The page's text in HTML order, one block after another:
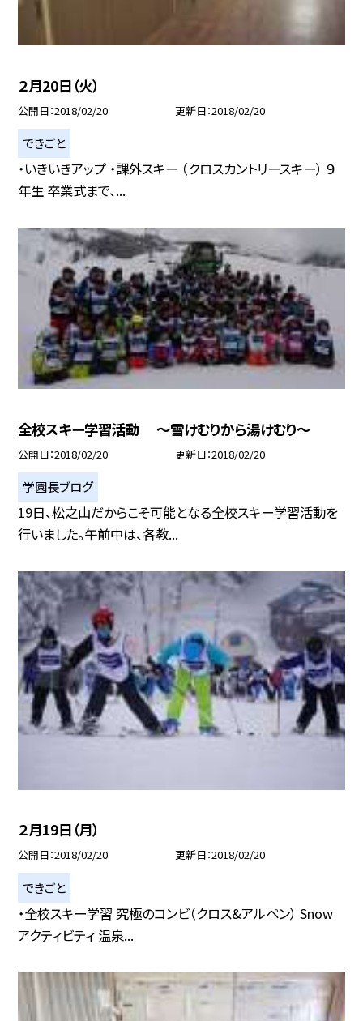
２月20日（火）
公開日 2018/02/20 更新日 2018/02/20
できごと
・いきいきアップ ・課外スキー （クロスカントリースキー） ９
年生 卒業式まで、...
全校スキー学習活動 〜雪けむりから湯けむり〜
公開日 2018/02/20 更新日 2018/02/20
学園長ブログ
19日、松之山だからこそ可能となる全校スキー学習活動を
行いました。午前中は、各教...
２月19日（月）
公開日 2018/02/20 更新日 2018/02/20
できごと
・全校スキー学習 究極のコンビ（クロス&アルペン） Snow
アクティビティ 温泉...